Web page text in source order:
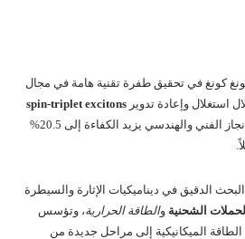
كونغ في تحقيق طفرة تقنية هامة في مجال
استغلال وإعادة تدوير spin-triplet excitons
لتحسين إنتاجية الطاقة. هذا الإنجاز الفني والهندسي يزيد الكفاءة إلى 20.5%
الدقيق في ديناميكيات الإثارة والسيطرة
الحملات الشحنية والطاقة الحرارية، وتؤسس
الميكانيكية إلى مراحل جديدة من